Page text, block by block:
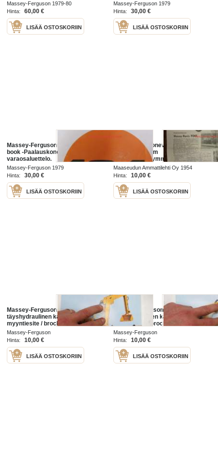
Massey-Ferguson 1979-80
Hinta:
60,00 €
LISÄÄ OSTOSKORIIN
Massey-Ferguson 1979
Hinta:
30,00 €
LISÄÄ OSTOSKORIIN
Massey-Ferguson MF 124 Parts
book -Paalauskoneen
varaosaluettelo.
Massey-Ferguson 1979
Hinta:
30,00 €
LISÄÄ OSTOSKORIIN
Maaseudun Koneviesti 1954 / 15/II
elokuu II.sis mm
Traktoriesittelymme,Massey-
Harris Pony.Maaöljyn tarina II
osa:tuotanto.Puimureita,Massey-
Harris 630
Maaseudun Ammattilehti Oy 1954
Hinta:
10,00 €
LISÄÄ OSTOSKORIIN
Massey-Ferguson MF 350
täyshydraulinen kaivukone -
myyntiesite / brochure, excavator
Massey-Ferguson
Hinta:
10,00 €
LISÄÄ OSTOSKORIIN
Massey-Ferguson MF 450
täyshydraulinen kaivukone -
myyntiesite / brochure, excavator
Massey-Ferguson
Hinta:
10,00 €
LISÄÄ OSTOSKORIIN